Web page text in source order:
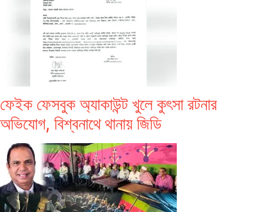
ফেইক ফেসবুক অ্যাকাউন্ট খুলে কুৎসা রটনার
অভিযোগ, বিশ্বনাথে থানায় জিডি